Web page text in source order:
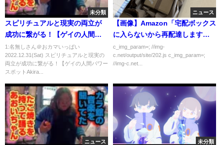
未分類
スピリチュアルと現実の両立が
成功に繋がる！【ゲイの人間パ
ワースポットAkiraの開運スピリ
チュアル】
1:名無しさん＠おカマいっぱい
2022.12.31(Sat) スピリチュアルと現実の
両立が成功に繋がる！【ゲイの人間パワー
スポットAkira...
ニュース
【画像】Amazon「宅配ボックス
に入らないから再配達します」
→結果ｗｗｗｗｗ
c_img_param=; //img-
c.net/output/site/202.js c_img_param=;
//img-c.net...
ニュース 未分類